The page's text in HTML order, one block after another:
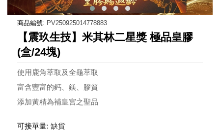
商品編號: PV250925014778883
【震玖生技】米其林二星獎 極品皇膠
(盒/24塊)
使用鹿角萃取及全龜萃取
富含豐富的鈣、鎂、膠質
添加黃精為補皇宮之聖品
可接單量: 缺貨